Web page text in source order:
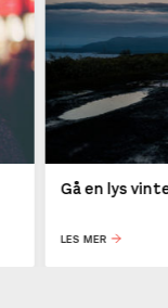
Gå en lys
LES MER